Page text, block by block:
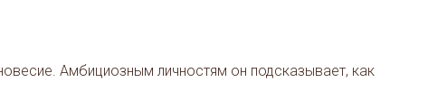
Амбициозным личностям он подсказывает, как